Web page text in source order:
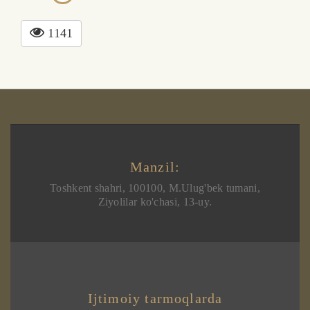
1141
Manzil:
Toshkent shahri, 100100, M.Ulug'bek tumani,
Ziyolilar ko'chasi, 13-uy.
Ijtimoiy tarmoqlarda